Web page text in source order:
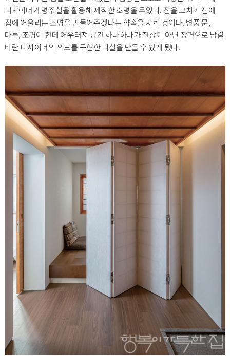
디자이너가 명주실을 활용해 제작한 조명을 두었다. 집을 고치기 전에
집에 어울리는 조명을 만들어주겠다는 약속을 지킨 것이다. 병풍 문,
마루, 조명이 한데 어우러져 공간 하나하나가 잔상이 아닌 장면으로 남길
바란 디자이너의 의도를 구현한 다실을 만들 수 있게 됐다.